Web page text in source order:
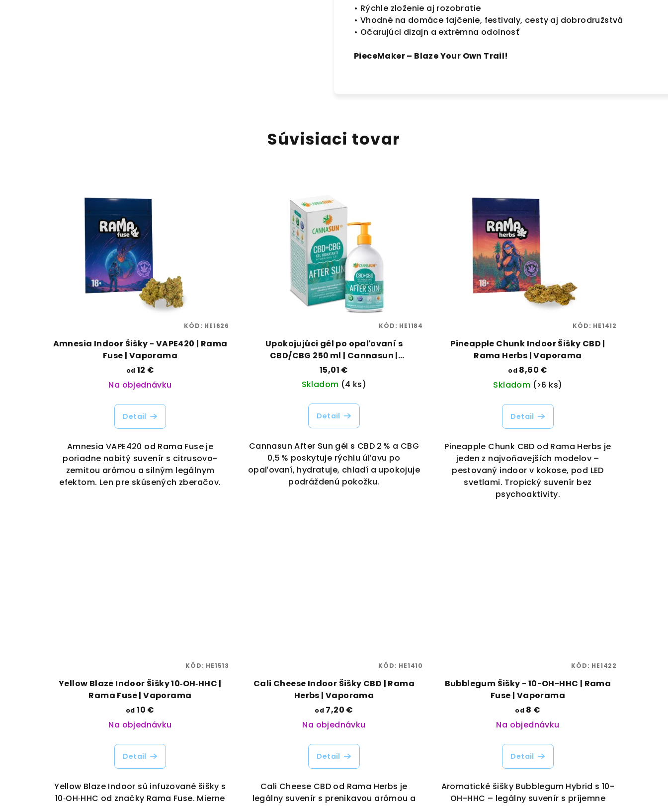
• Rýchle zloženie aj rozobratie
• Vhodné na domáce fajčenie, festivaly, cesty aj dobrodružstvá
• Očarujúci dizajn a extrémna odolnosť
PieceMaker – Blaze Your Own Trail!
Súvisiaci tovar
Amnesia Indoor Šišky - VAPE420 | Rama
Fuse | Vaporama
od 12 €
Na objednávku
Detail
Amnesia VAPE420 od Rama Fuse je
poriadne nabitý suvenír s citrusovo-
zemitou arómou a silným legálnym
efektom. Len pre skúsených zberačov.
KÓD: HE1626
Upokojujúci gél po opaľovaní s
CBD/CBG 250 ml | Cannasun |
Vaporama
15,01 €
Skladom (4 ks)
Detail
Cannasun After Sun gél s CBD 2 % a CBG
0,5 % poskytuje rýchlu úľavu po
opaľovaní, hydratuje, chladí a upokojuje
podráždenú pokožku.
KÓD: HE1184
Pineapple Chunk Indoor Šišky CBD |
Rama Herbs | Vaporama
od8,60 €
Skladom (>6 ks)
Detail
Pineapple Chunk CBD od Rama Herbs je
jeden z najvoňavejších modelov –
pestovaný indoor v kokose, pod LED
svetlami. Tropický suvenír bez
psychoaktivity.
KÓD: HE1412
Yellow Blaze Indoor Šišky 10‑OH‑HHC |
Rama Fuse | Vaporama
od 10 €
Na objednávku
Detail
Yellow Blaze Indoor sú infuzované šišky s
10‑OH‑HHC od značky Rama Fuse. Mierne
KÓD: HE1513
Cali Cheese Indoor Šišky CBD | Rama
Herbs | Vaporama
od7,20 €
Na objednávku
Detail
Cali Cheese CBD od Rama Herbs je
legálny suvenír s prenikavou arómou a
KÓD: HE1410
Bubblegum Šišky - 10-OH-HHC | Rama
Fuse | Vaporama
od 8 €
Na objednávku
Detail
Aromatické šišky Bubblegum Hybrid s 10-
OH-HHC – legálny suvenír s príjemne
KÓD: HE1422